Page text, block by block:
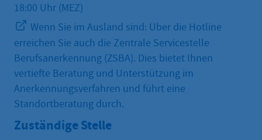
18:00 Uhr (MEZ)
Wenn Sie im Ausland sind: Über die Hotline
erreichen Sie auch die Zentrale Servicestelle
Berufsanerkennung (ZSBA). Dies bietet Ihnen
vertiefte Beratung und Unterstützung im
Anerkennungsverfahren und führt eine
Standortberatung durch.
Zuständige Stelle